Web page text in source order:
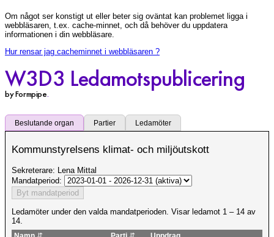
Om något ser konstigt ut eller beter sig oväntat kan problemet ligga i
webbläsaren, t.ex. cache-minnet, och då behöver du uppdatera
informationen i din webbläsare.
Hur rensar jag cacheminnet i webbläsaren ?
W3D3 Ledamotspublicering
by Formpipe.
Beslutande organ Partier Ledamöter
Kommunstyrelsens klimat- och miljöutskott
Sekreterare: Lena Mittal
Mandatperiod:
Ledamöter under den valda mandatperioden. Visar ledamot 1 – 14 av
14.
Namn ⇵ Parti ⇵
Uppdrag